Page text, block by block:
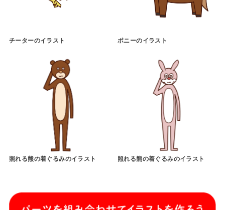
チーターのイラスト ポニーのイラスト
照れる熊の着ぐるみのイラスト 照れる熊の着ぐるみのイラスト